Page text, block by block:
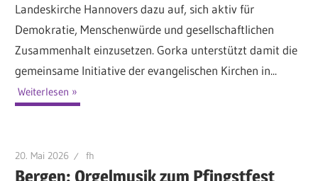
Landeskirche Hannovers dazu auf, sich aktiv für
Demokratie, Menschenwürde und gesellschaftlichen
Zusammenhalt einzusetzen. Gorka unterstützt damit die
gemeinsame Initiative der evangelischen Kirchen in...
Weiterlesen
20. Mai 2026 fh
Bergen: Orgelmusik zum Pfingstfest